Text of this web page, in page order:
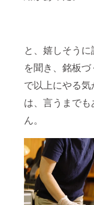
と、嬉しそう
を聞き、銘板づ
で以上にやる気
は、言うまで
ん。